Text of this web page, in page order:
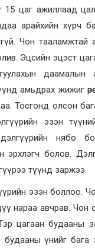
15 цаг ажиллаад
арайхийн хүрч
Чон
Эцсийн эцэст
амьдрах жижиг
Тосгонд олсон
эзэн
нябо
эрхлэгч болов.
түүнд заржээ.
эзэн боллоо. Чон
нараа авчрав. Чон
цагаан будааны
үнийг бага